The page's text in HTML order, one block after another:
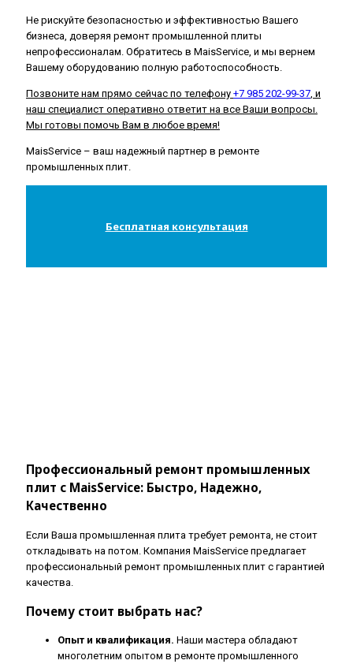
Не рискуйте безопасностью и эффективностью Вашего
бизнеса, доверяя ремонт промышленной плиты
непрофессионалам. Обратитесь в MaisService, и мы вернем
Вашему оборудованию полную работоспособность.
Позвоните нам прямо сейчас по телефону +7 985 202-99-37 , и
наш специалист оперативно ответит на все Ваши вопросы.
Мы готовы помочь Вам в любое время!
MaisService – ваш надежный партнер в ремонте
промышленных плит.
Бесплатная консультация
Профессиональный ремонт промышленных
плит с MaisService: Быстро, Надежно,
Качественно
Если Ваша промышленная плита требует ремонта, не стоит
откладывать на потом. Компания MaisService предлагает
профессиональный ремонт промышленных плит с гарантией
качества.
Почему стоит выбрать нас?
Опыт и квалификация. Наши мастера обладают
многолетним опытом в ремонте промышленного